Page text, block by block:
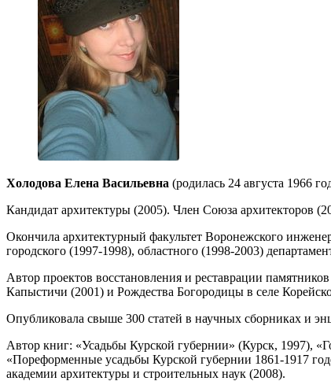
Холодова Елена Васильевна (родилась 24 августа 1966
Кандидат архитектуры (2005). Член Союза архитекторов
Окончила архитектурный факультет Воронежского
городского (1997-1998), областного (1998-2003)
Автор проектов восстановления и реставрации
Капыстичи (2001) и Рождества Богородицы в селе
Опубликовала свыше 300 статей в научных сборниках и
Автор книг: «Усадьбы Курской губернии» (Курск, 1997),
«Пореформенные усадьбы Курской губернии 1861-1917
академии архитектуры и строительных наук (2008).